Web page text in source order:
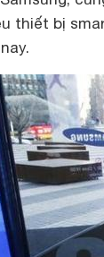
thiết bị